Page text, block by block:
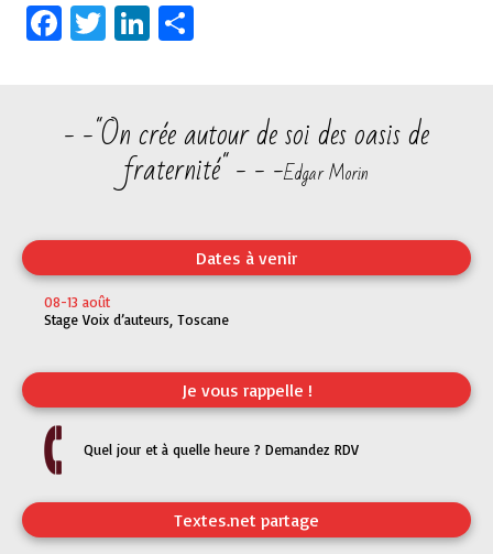
Facebook
TwitterLinkedIn
- -"On crée autour de soi des oasis de
fraternité" - - -Edgar Morin
Dates à venir
08-13 août
Stage Voix d’auteurs, Toscane
Je vous rappelle !
Quel jour et à quelle heure ? Demandez RDV
Textes.net partage